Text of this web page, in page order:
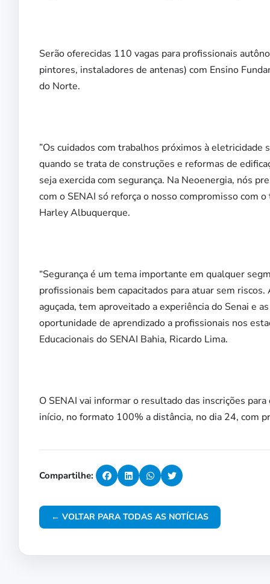
Serão oferecidas 110 vagas para profissionais
pintores, instaladores de antenas) com Ensino
do Norte.
”Os cuidados com trabalhos próximos à
quando se trata de construções e reformas de
seja exercida com segurança. Na Neoenergia, nós
com o SENAI só reforça o nosso compromisso com
Harley Albuquerque.
“Segurança é um tema importante em qualquer
profissionais bem capacitados para atuar sem
aguçada, tem aproveitado a experiência do Senai e
oportunidade de aprendizado a profissionais nos
Educacionais do SENAI Bahia, Ricardo Lima.
O SENAI vai informar o resultado das inscrições
início, no formato 100% a distância, no dia 24, com
Compartilhe:
← VOLTAR PARA TODAS AS NOTÍCIAS